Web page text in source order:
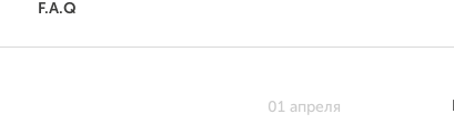
F.A.Q
01 апреля